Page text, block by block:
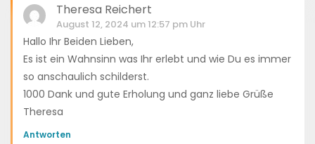
Theresa Reichert
August 12, 2024 um 12:57 pm Uhr
Hallo Ihr Beiden Lieben,
Es ist ein Wahnsinn was Ihr erlebt und wie Du es immer
so anschaulich schilderst.
1000 Dank und gute Erholung und ganz liebe Grüße
Theresa
Antworten